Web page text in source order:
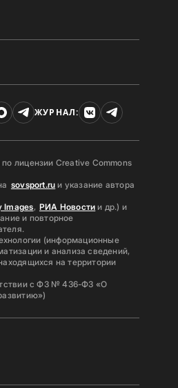
ЖУРНАЛ:
лицензии Creative Commons
sovsport.ru и указание автора
Images, РИА Новости и др.) и
и повторное
(информационные
и анализа сведений,
на территории
с ФЗ № 436-ФЗ «О